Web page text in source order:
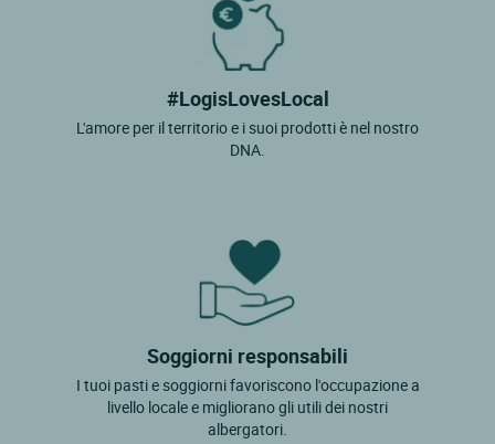
#LogisLovesLocal
L'amore per il territorio e i suoi prodotti è nel nostro
DNA.
Soggiorni responsabili
I tuoi pasti e soggiorni favoriscono l'occupazione a
livello locale e migliorano gli utili dei nostri
albergatori.